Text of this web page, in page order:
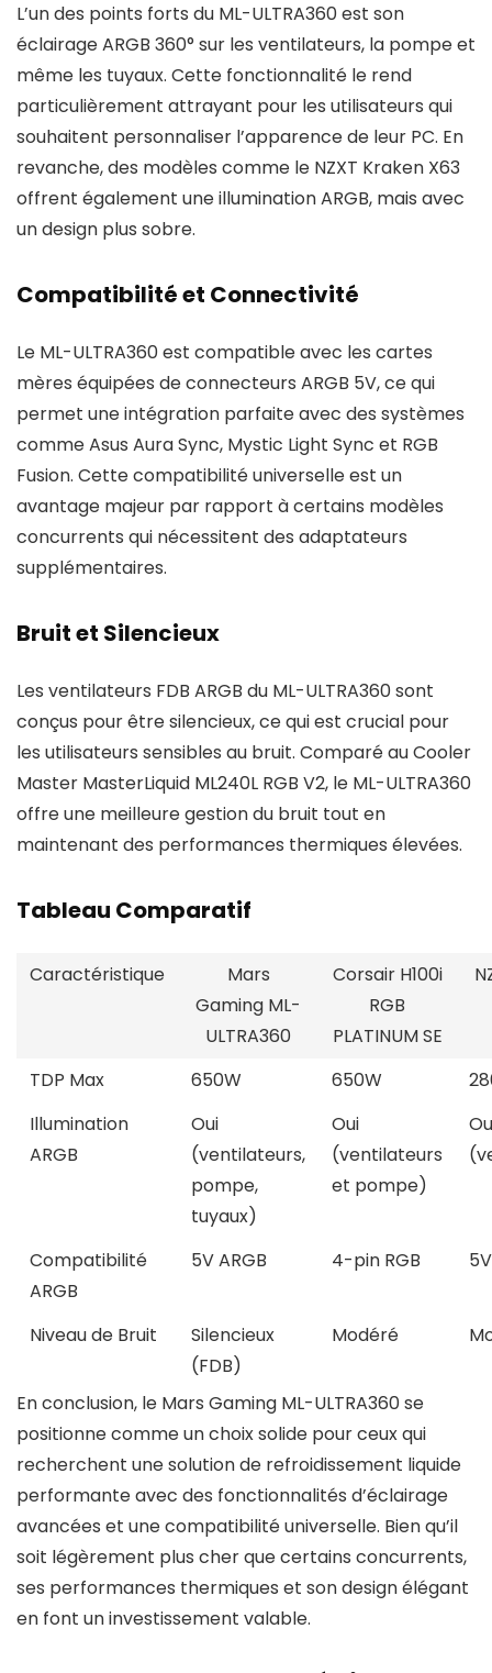
L’un des points forts du ML-ULTRA360 est son
éclairage ARGB 360° sur les ventilateurs, la pompe et
même les tuyaux. Cette fonctionnalité le rend
particulièrement attrayant pour les utilisateurs qui
souhaitent personnaliser l’apparence de leur PC. En
revanche, des modèles comme le NZXT Kraken X63
offrent également une illumination ARGB, mais avec
un design plus sobre.
Compatibilité et Connectivité
Le ML-ULTRA360 est compatible avec les cartes
mères équipées de connecteurs ARGB 5V, ce qui
permet une intégration parfaite avec des systèmes
comme Asus Aura Sync, Mystic Light Sync et RGB
Fusion. Cette compatibilité universelle est un
avantage majeur par rapport à certains modèles
concurrents qui nécessitent des adaptateurs
supplémentaires.
Bruit et Silencieux
Les ventilateurs FDB ARGB du ML-ULTRA360 sont
conçus pour être silencieux, ce qui est crucial pour
les utilisateurs sensibles au bruit. Comparé au Cooler
Master MasterLiquid ML240L RGB V2, le ML-ULTRA360
offre une meilleure gestion du bruit tout en
maintenant des performances thermiques élevées.
Tableau Comparatif
Caractéristique
Mars
Gaming ML-
ULTRA360
Corsair H100i
RGB
PLATINUM SE
TDP Max 650W 650W
Illumination
ARGB
Oui
(ventilateurs,
pompe,
tuyaux)
Oui
(ventilateurs
et pompe)
Compatibilité
ARGB
5V ARGB 4-pin RGB
Niveau de Bruit
Silencieux
(FDB)
Modéré
En conclusion, le Mars Gaming ML-ULTRA360 se
positionne comme un choix solide pour ceux qui
recherchent une solution de refroidissement liquide
performante avec des fonctionnalités d’éclairage
avancées et une compatibilité universelle. Bien qu’il
soit légèrement plus cher que certains concurrents,
ses performances thermiques et son design élégant
en font un investissement valable.